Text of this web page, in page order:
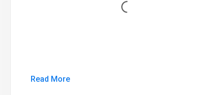
Loading...
Read More